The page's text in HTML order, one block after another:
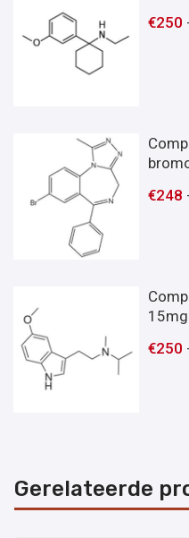
€250
€248
€250
Gerelateerde